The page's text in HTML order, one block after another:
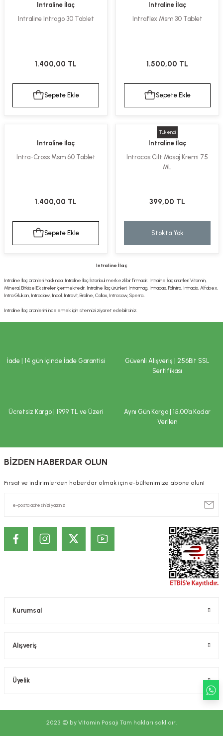
Intraline İlaç
Intraline Intrago 30 Tablet
1.400,00 TL
Sepete Ekle
Intraline İlaç
Intraflex Msm 30 Tablet
1.500,00 TL
Sepete Ekle
Intraline İlaç
Intra-Cross Msm 60 Tablet
1.400,00 TL
Sepete Ekle
Tükendi
Intraline İlaç
Intracas Cilt Masaj Kremi 75
ML
399,00 TL
Stokta Yok
Intraline İlaç
Intraline İlaç ürünleri hakkında: Intraline İlaç İstanbul merkezli bir firmadır. Intraline İlaç ürünleri Vitamin,
Mineral, Bitkisel Ekstreler içermektedir. Intraline İlaç ürünleri: Intramag, Intracas, Folintra, Intracis, Alfabex,
Intra Glukan, Intraclaw, Incoll, Intravit, Braline, Collax, Intrasaw, Sperra..
Intraline İlaç ürünlerini incelemek için sitemizi ziyaret edebilirsiniz.
İade | 14 gün İçinde İade Garantisi
Güvenli Alışveriş | 256Bit SSL
Sertifikası
Ücretsiz Kargo | 1999 TL ve Üzeri
Aynı Gün Kargo | 15.00’a Kadar
Verilen
BİZDEN HABERDAR OLUN
Fırsat ve indirimlerden haberdar olmak için e-bültenimize abone olun!
Kurumsal
Alışveriş
Üyelik
2023 © by Vitamin Pasajı Tüm hakları saklıdır.